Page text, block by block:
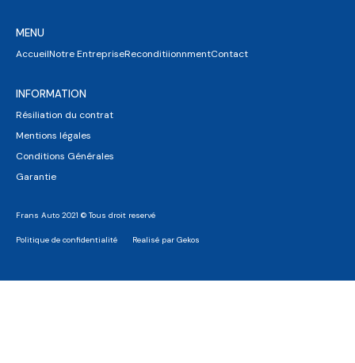
MENU
AccueilNotre EntrepriseReconditiionnmentContact
INFORMATION
Résiliation du contrat
Mentions légales
Conditions Générales
Garantie
Frans Auto 2021 © Tous droit reservé
Politique de confidentialité Realisé par Gekos